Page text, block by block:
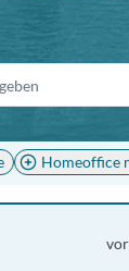
Homeoffice